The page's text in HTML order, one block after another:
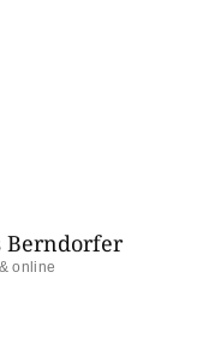
Berndorfer
online